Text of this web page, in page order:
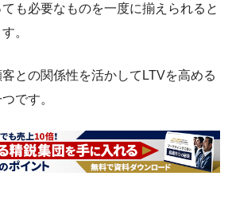
も必要なものを一度に揃えられると
。
との関係性を活かしてLTVを高める
です。